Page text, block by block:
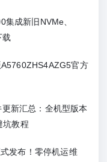
成新旧NVMe、
载
官方
新汇总：全机型版本
坑教程
发布！零停机运维